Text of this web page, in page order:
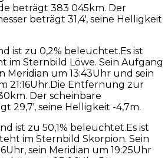
beträgt 383 045km. Der
beträgt 31,4′, seine Helligkeit
ist zu 0,2% beleuchtet.Es ist
im Sternbild Löwe. Sein Aufgang
Meridian um 13:43Uhr und sein
21:16Uhr.Die Entfernung zur
Der scheinbare
29,7′, seine Helligkeit -4,7m.
ist zu 50,1% beleuchtet.Es ist
im Sternbild Skorpion. Sein
sein Meridian um 19:25Uhr